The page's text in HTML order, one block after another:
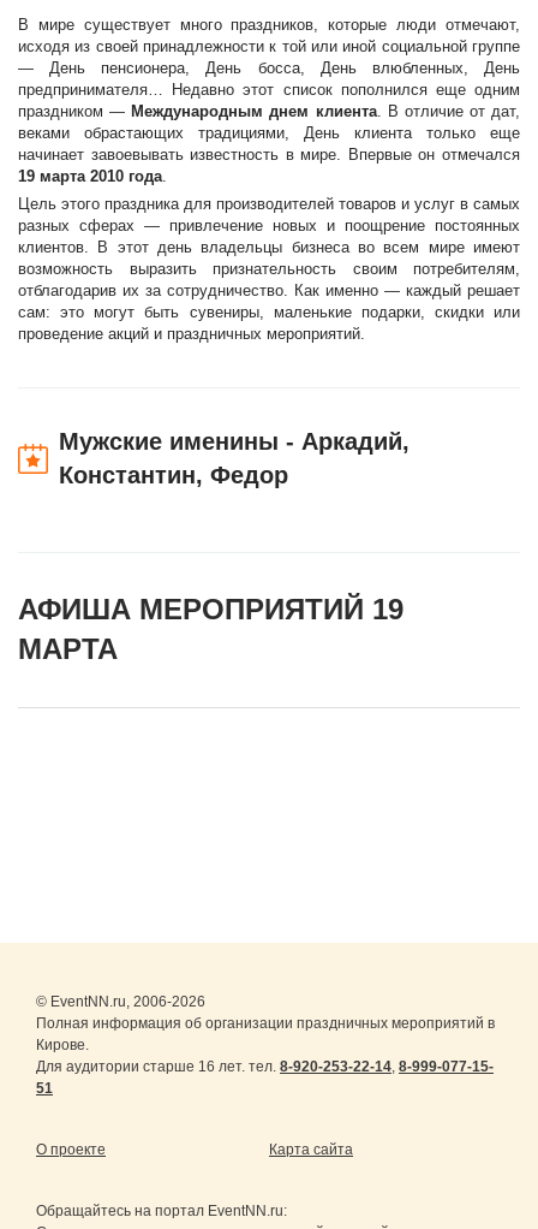
В мире существует много праздников, которые люди отмечают,
исходя из своей принадлежности к той или иной социальной группе
— День пенсионера, День босса, День влюбленных, День
предпринимателя… Недавно этот список пополнился еще одним
праздником — Международным днем клиента. В отличие от дат,
веками обрастающих традициями, День клиента только еще
начинает завоевывать известность в мире. Впервые он отмечался
19 марта 2010 года.
Цель этого праздника для производителей товаров и услуг в самых
разных сферах — привлечение новых и поощрение постоянных
клиентов. В этот день владельцы бизнеса во всем мире имеют
возможность выразить признательность своим потребителям,
отблагодарив их за сотрудничество. Как именно — каждый решает
сам: это могут быть сувениры, маленькие подарки, скидки или
проведение акций и праздничных мероприятий.
Мужские именины - Аркадий,
Константин, Федор
АФИША МЕРОПРИЯТИЙ 19
МАРТА
© EventNN.ru, 2006-2026
Полная информация об организации праздничных мероприятий в
Кирове.
Для аудитории старше 16 лет. тел. 8-920-253-22-14, 8-999-077-15-
51
О проекте Карта сайта
Обращайтесь на портал EventNN.ru: